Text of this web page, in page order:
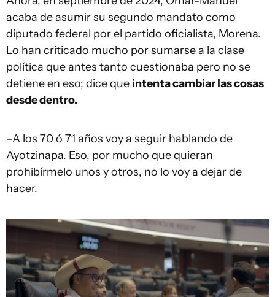
acaba de asumir su segundo mandato como
diputado federal por el partido oficialista, Morena.
Lo han criticado mucho por sumarse a la clase
política que antes tanto cuestionaba pero no se
detiene en eso; dice que intenta cambiar las cosas
desde dentro.
–A los 70 ó 71 años voy a seguir hablando de
Ayotzinapa. Eso, por mucho que quieran
prohibírmelo unos y otros, no lo voy a dejar de
hacer.